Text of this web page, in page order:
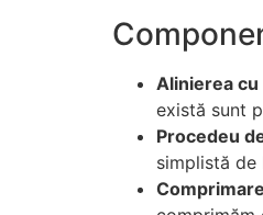
Alinierea cu
există sunt
Procedeu
simplistă de